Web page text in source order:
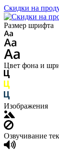
Скидки на
Размер шрифта
Цвет фона и
Изображения
Озвучивание